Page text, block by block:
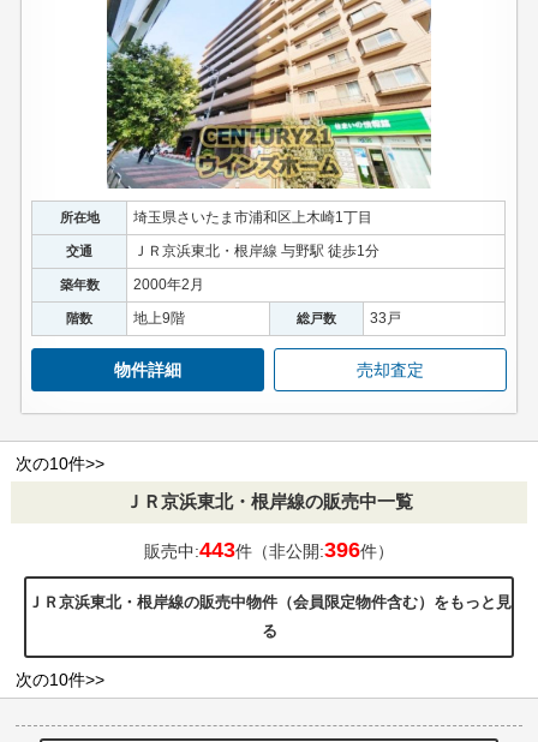
所在地 埼玉県さいたま市浦和区上木崎1丁目
交通 ＪＲ京浜東北・根岸線 与野駅 徒歩1分
築年数 2000年2月
階数 地上9階 総戸数 33戸
物件詳細 売却査定
次の10件>>
ＪＲ京浜東北・根岸線の販売中一覧
販売中:443件（非公開:396件）
ＪＲ京浜東北・根岸線の販売中物件（会員限定物件含む）をもっと見
る
次の10件>>